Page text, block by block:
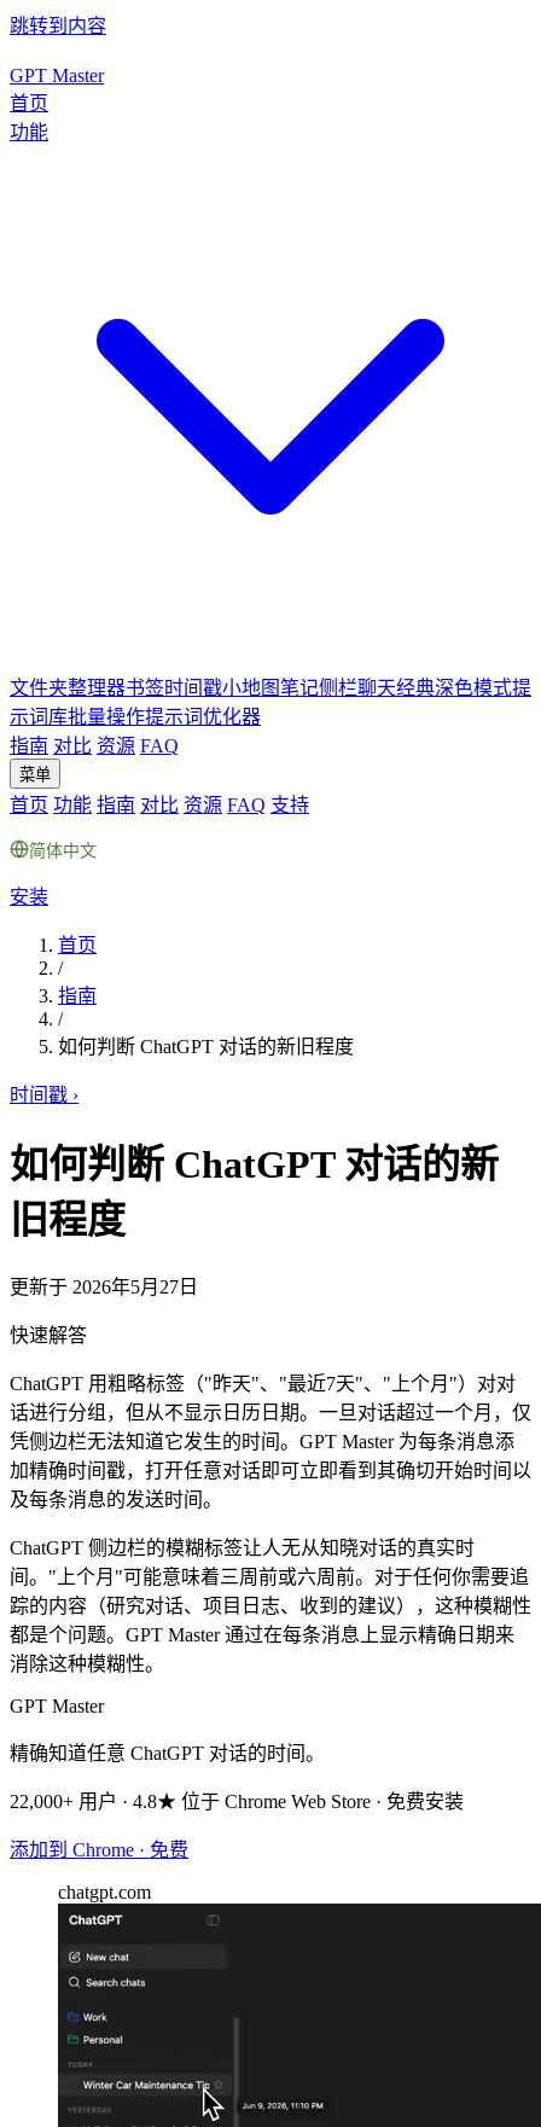
跳转到内容
GPT Master
首页
功能
文件夹整理器书签时间戳小地图笔记侧栏聊天经典深色模式提
示词库批量操作提示词优化器
指南 对比 资源 FAQ
菜单
首页 功能 指南 对比 资源 FAQ 支持
简体中文
安装
首页
/
指南
/
如何判断 ChatGPT 对话的新旧程度
时间戳 ›
如何判断 ChatGPT 对话的新
旧程度
更新于 2026年5月27日
快速解答
ChatGPT 用粗略标签（"昨天"、"最近7天"、"上个月"）对对
话进行分组，但从不显示日历日期。一旦对话超过一个月，仅
凭侧边栏无法知道它发生的时间。GPT Master 为每条消息添
加精确时间戳，打开任意对话即可立即看到其确切开始时间以
及每条消息的发送时间。
ChatGPT 侧边栏的模糊标签让人无从知晓对话的真实时
间。"上个月"可能意味着三周前或六周前。对于任何你需要追
踪的内容（研究对话、项目日志、收到的建议），这种模糊性
都是个问题。GPT Master 通过在每条消息上显示精确日期来
消除这种模糊性。
GPT Master
精确知道任意 ChatGPT 对话的时间。
22,000+ 用户 · 4.8★ 位于 Chrome Web Store · 免费安装
添加到 Chrome · 免费
chatgpt.com